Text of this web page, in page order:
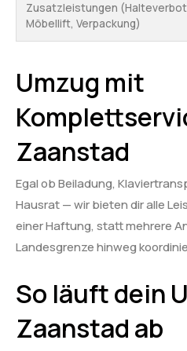
Zusatzleistungen
Möbellift, Verpackung)
Umzug mit
Zaanstad
Egal ob Beiladung,
Hausrat — wir bieten dir alle
einer Haftung, statt mehrere
Landesgrenze hinweg
So läuft dein
Zaanstad ab